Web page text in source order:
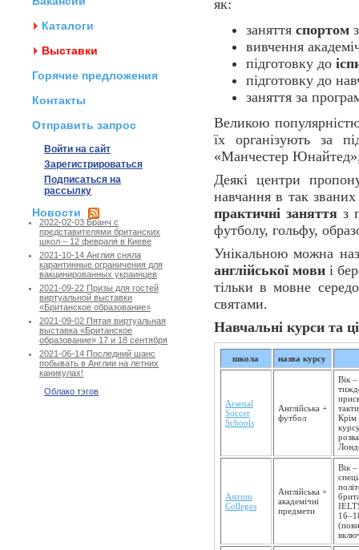
Каталоги
Выставки
Горячие предложения
Контакты
Отправить запрос
Войти на сайт
Зарегистрироваться
Подписаться на
рассылку
Новости
2022-02-03 Бранч с
представителями британских
школ – 12 февраля в Киеве
2021-10-14 Англия сняла
карантинные ограничения для
вакцинированных украинцев
2021-09-22 Призы для гостей
виртуальной выставки
«Британское образование»
2021-09-02 Пятая виртуальная
выставка «Британское
образование» 17 и 18 сентября
2021-06-14 Последний шанс
побывать в Англии на летних
каникулах!
Облако тэгов
як:
заняття спортом
вивчення
підготовку до
підготовку до
заняття за
Великою
їх організують за
«Манчестер
Деякі центри
навчання в так званих
практичні заняття з
футболу, гольфу,
Унікальною можна
англійської мови і
тільки в мовне
святами.
Навчальні курси та
школа назва курсу
Arsenal
Soccer
Schools
Англійська +
футбол
Вік
Крім
Astrum
Colleges
Англійська +
академічні
предмети
Вік